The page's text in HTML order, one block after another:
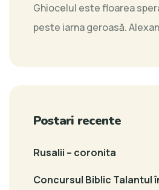
Ghiocelul este floarea
peste iarna geroasă.
Postari recente
Rusalii – coronita
Concursul Biblic Talantul